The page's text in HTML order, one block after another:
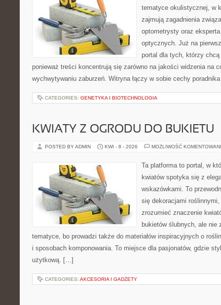
tematyce okulistycznej, w
zajmują zagadnienia
optometrysty oraz
optycznych. Już na
portal dla tych, którzy
ponieważ treści koncentrują się zarówno na jakości widzenia na
wychwytywaniu zaburzeń. Witryna łączy w sobie cechy
CATEGORIES: GENETYKA I BIOTECHNOLOGIA
KWIATY Z OGRODU DO BUKIETU
POSTED BY ADMIN KWI - 8 - 2026 MOŻLIWOŚĆ
Ta platforma to portal, w
kwiatów spotyka się z
wskazówkami. To
się dekoracjami
zrozumieć znaczenie
bukietów ślubnych, ale nie
tematyce, bo prowadzi także do materiałów inspiracyjnych o
i sposobach komponowania. To miejsce dla pasjonatów, gdzie
użytkową. […]
CATEGORIES: AKCESORIA I GADŻETY